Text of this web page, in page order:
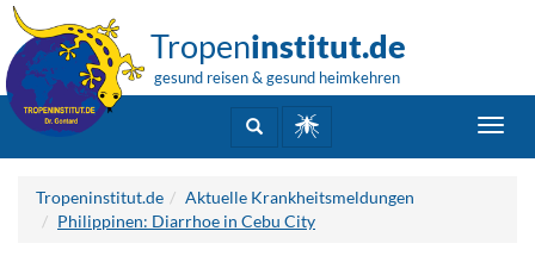
Tropeninstitut.de
gesund reisen & gesund heimkehren
Tropeninstitut.de
Aktuelle Krankheitsmeldungen
Philippinen: Diarrhoe in Cebu City